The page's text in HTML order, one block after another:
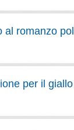
al romanzo
per il giallo